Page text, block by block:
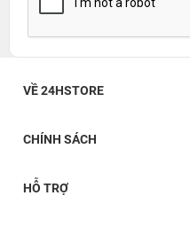
VỀ 24HSTORE
CHÍNH SÁCH
HỖ TRỢ